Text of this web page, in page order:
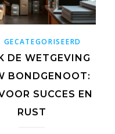
DE WETGEVING
BONDGENOOT:
SUCCES EN
RUST